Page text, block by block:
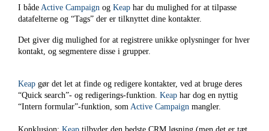
I både Active Campaign og Keap har du mulighed for at tilpasse
datafelterne og “Tags” der er tilknyttet dine kontakter.
Det giver dig mulighed for at registrere unikke oplysninger for hver
kontakt, og segmentere disse i grupper.
Keap gør det let at finde og redigere kontakter, ved at bruge deres
“Quick search”- og redigerings-funktion. Keap har dog en nyttig
“Intern formular”-funktion, som Active Campaign mangler.